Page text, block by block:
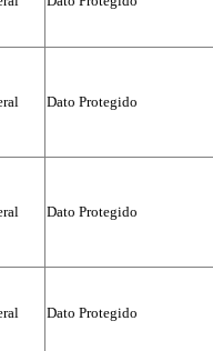
Dato Protegido
Dato Protegido
Dato Protegido